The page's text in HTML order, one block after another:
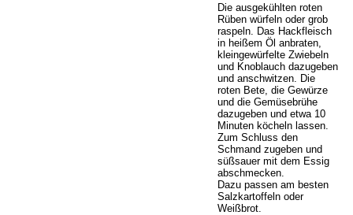
Die ausgekühlten roten
Rüben würfeln oder grob
raspeln. Das Hackfleisch
in heißem Öl anbraten,
kleingewürfelte Zwiebeln
und Knoblauch dazugeben
und anschwitzen. Die
roten Bete, die Gewürze
und die Gemüsebrühe
dazugeben und etwa 10
Minuten köcheln lassen.
Zum Schluss den
Schmand zugeben und
süßsauer mit dem Essig
abschmecken.
Dazu passen am besten
Salzkartoffeln oder
Weißbrot.